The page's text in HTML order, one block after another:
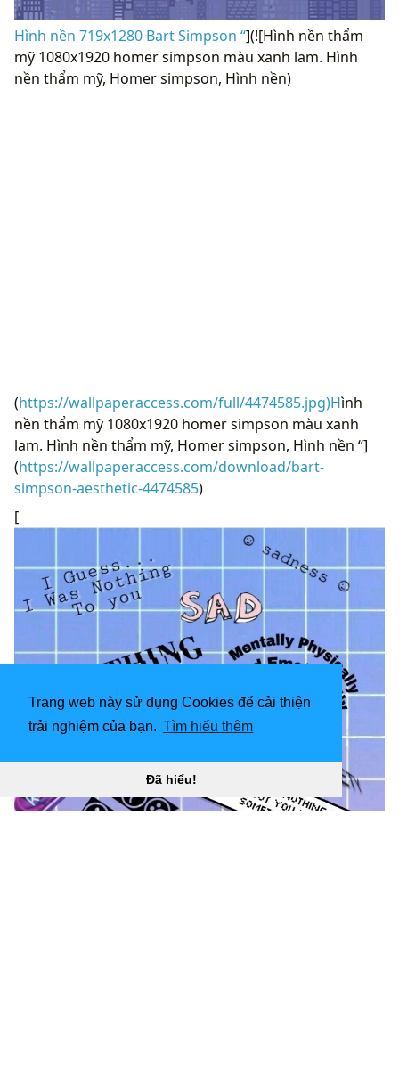
Trang web này sử dụng Cookies để cải thiện
trải nghiệm của bạn. Tìm hiểu thêm
Đã hiểu!
Hình nền 719x1280 Bart Simpson “](![Hình nền thẩm
mỹ 1080x1920 homer simpson màu xanh lam. Hình
nền thẩm mỹ, Homer simpson, Hình nền)
(https://wallpaperaccess.com/full/4474585.jpg)Hình
nền thẩm mỹ 1080x1920 homer simpson màu xanh
lam. Hình nền thẩm mỹ, Homer simpson, Hình nền “]
(https://wallpaperaccess.com/download/bart-
simpson-aesthetic-4474585)
[